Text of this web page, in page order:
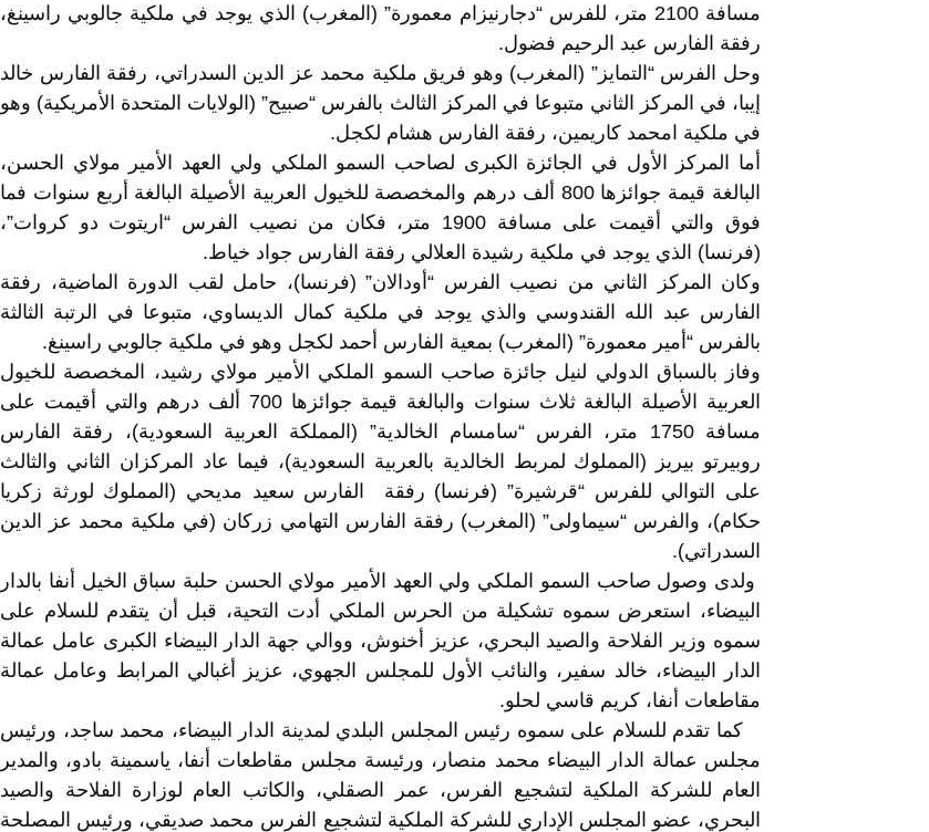
مسافة 2100 متر، للفرس “دجارنيزام معمورة” (المغرب) الذي يوجد في ملكية جالوبي راسينغ،
رفقة الفارس عبد الرحيم فضول.
وحل الفرس “التمايز” (المغرب) وهو فريق ملكية محمد عز الدين السدراتي، رفقة الفارس خالد
إيبا، في المركز الثاني متبوعا في المركز الثالث بالفرس “صبيح” (الولايات المتحدة الأمريكية) وهو
في ملكية امحمد كاريمين، رفقة الفارس هشام لكجل.
أما المركز الأول في الجائزة الكبرى لصاحب السمو الملكي ولي العهد الأمير مولاي الحسن،
البالغة قيمة جوائزها 800 ألف درهم والمخصصة للخيول العربية الأصيلة البالغة أربع سنوات فما
فوق والتي أقيمت على مسافة 1900 متر، فكان من نصيب الفرس “اريتوت دو كروات”،
(فرنسا) الذي يوجد في ملكية رشيدة العلالي رفقة الفارس جواد خياط.
وكان المركز الثاني من نصيب الفرس “أودالان” (فرنسا)، حامل لقب الدورة الماضية، رفقة
الفارس عبد الله القندوسي والذي يوجد في ملكية كمال الديساوي، متبوعا في الرتبة الثالثة
بالفرس “أمير معمورة” (المغرب) بمعية الفارس أحمد لكجل وهو في ملكية جالوبي راسينغ.
وفاز بالسباق الدولي لنيل جائزة صاحب السمو الملكي الأمير مولاي رشيد، المخصصة للخيول
العربية الأصيلة البالغة ثلاث سنوات والبالغة قيمة جوائزها 700 ألف درهم والتي أقيمت على
مسافة 1750 متر، الفرس “سامسام الخالدية” (المملكة العربية السعودية)، رفقة الفارس
روبيرتو بيريز (المملوك لمربط الخالدية بالعربية السعودية)، فيما عاد المركزان الثاني والثالث
على التوالي للفرس “قرشيرة” (فرنسا) رفقة الفارس سعيد مديحي (المملوك لورثة زكريا
حكام)، والفرس “سيماولى” (المغرب) رفقة الفارس التهامي زركان (في ملكية محمد عز الدين
السدراتي).
ولدى وصول صاحب السمو الملكي ولي العهد الأمير مولاي الحسن حلبة سباق الخيل أنفا بالدار
البيضاء، استعرض سموه تشكيلة من الحرس الملكي أدت التحية، قبل أن يتقدم للسلام على
سموه وزير الفلاحة والصيد البحري، عزيز أخنوش، ووالي جهة الدار البيضاء الكبرى عامل عمالة
الدار البيضاء، خالد سفير، والنائب الأول للمجلس الجهوي، عزيز أغبالي المرابط وعامل عمالة
مقاطعات أنفا، كريم قاسي لحلو.
كما تقدم للسلام على سموه رئيس المجلس البلدي لمدينة الدار البيضاء، محمد ساجد، ورئيس
مجلس عمالة الدار البيضاء محمد منصار، ورئيسة مجلس مقاطعات أنفا، ياسمينة بادو، والمدير
العام للشركة الملكية لتشجيع الفرس، عمر الصقلي، والكاتب العام لوزارة الفلاحة والصيد
البحري، عضو المجلس الإداري للشركة الملكية لتشجيع الفرس محمد صديقي، ورئيس المصلحة